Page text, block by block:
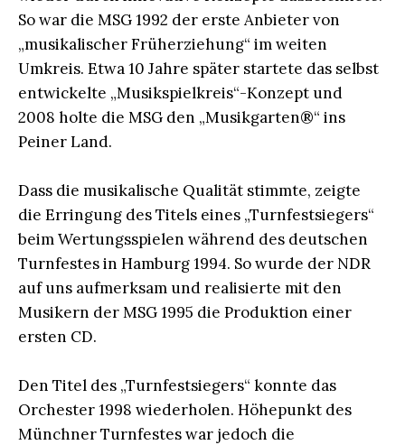
So war die MSG 1992 der erste Anbieter von
„musikalischer Früherziehung“ im weiten
Umkreis. Etwa 10 Jahre später startete das selbst
entwickelte „Musikspielkreis“-Konzept und
2008 holte die MSG den „Musikgarten®“ ins
Peiner Land.
Dass die musikalische Qualität stimmte, zeigte
die Erringung des Titels eines „Turnfestsiegers“
beim Wertungsspielen während des deutschen
Turnfestes in Hamburg 1994. So wurde der NDR
auf uns aufmerksam und realisierte mit den
Musikern der MSG 1995 die Produktion einer
ersten CD.
Den Titel des „Turnfestsiegers“ konnte das
Orchester 1998 wiederholen. Höhepunkt des
Münchner Turnfestes war jedoch die